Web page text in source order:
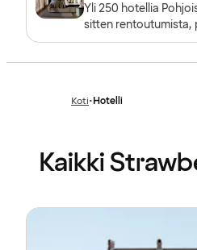
Yli 250 hotellia
sitten rentoutumista,
jokaisella on omat
Koti•Hotelli
Kaikki
Tutustu
hotelleihin